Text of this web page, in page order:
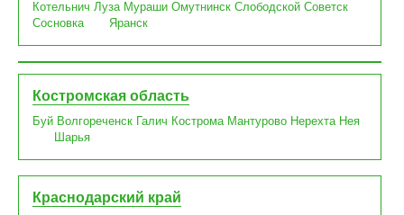
Котельнич Луза Мураши Омутнинск Слободской Советск
Сосновка
Яранск
Костромская область
Буй Волгореченск Галич Кострома Мантурово Нерехта Нея
Шарья
Краснодарский край